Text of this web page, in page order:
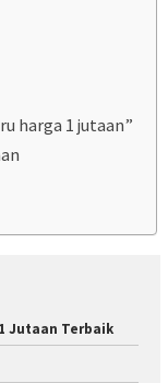
harga 1 jutaan”
Jutaan Terbaik